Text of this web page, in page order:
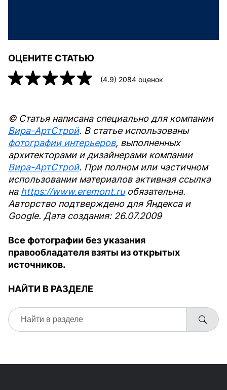
ОЦЕНИТЕ СТАТЬЮ
(4.9) 2084 оценок
© Статья написана специально для компании
Вира-АртСтрой. В статье использованы
фотографии интерьеров, выполненных
архитекторами и дизайнерами компании
Вира-АртСтрой. При полном или частичном
использовании материалов активная ссылка
на https://www.eremont.ruобязательна.
Авторство подтверждено для Яндекса и
Google. Дата создания: 26.07.2009
Все фотографии без указания
правообладателя взяты из открытых
источников.
НАЙТИ В РАЗДЕЛЕ